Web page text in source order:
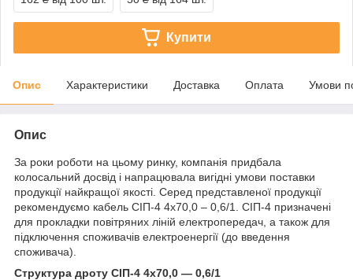
Купити
Опис Характеристики Доставка Оплата Умови
Опис
За роки роботи на цьому ринку, компанія придбала
колосальний досвід і напрацювала вигідні умови поставки
продукції найкращої якості. Серед представленої продукції
рекомендуємо кабель СІП-4 4х70,0 – 0,6/1. СІП-4 призначені
для прокладки повітряних ліній електропередач, а також для
підключення споживачів електроенергії (до введення
споживача).
Структура дроту СІП-4 4х70,0 — 0,6/1